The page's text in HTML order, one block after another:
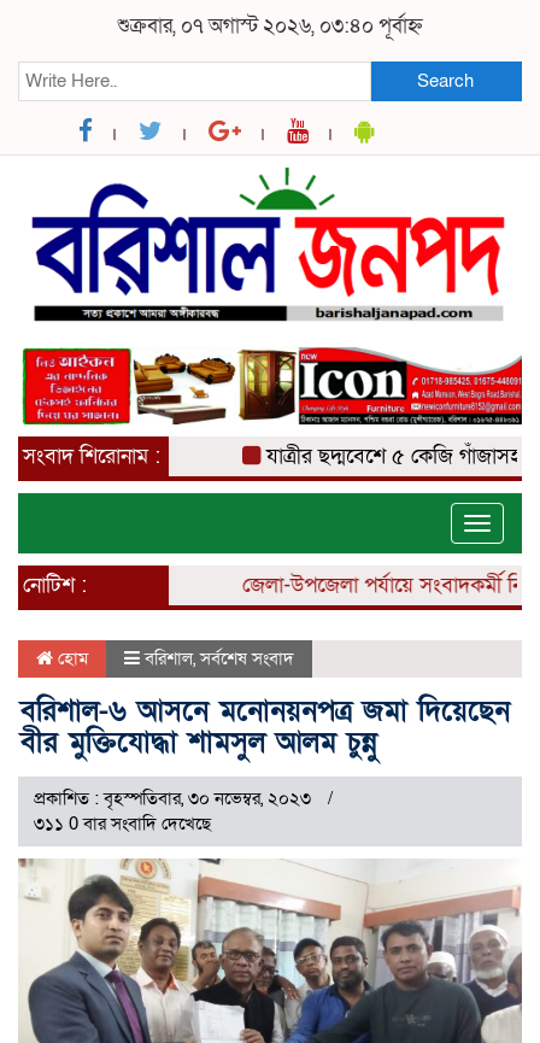
শুক্রবার, ০৭ অগাস্ট ২০২৬, ০৩:৪০ পূর্বাহ্ন
Search
সংবাদ শিরোনাম : যাত্রীর ছদ্মবেশে ৫ কেজি গাঁজাসহ
Toggle
নোটিশ :
জেলা-উপজেলা পর্যায়ে সংবাদকর্মী নিয়োগ
হোম বরিশাল,সর্বশেষ সংবাদ
বরিশাল-৬ আসনে মনোনয়নপত্র জমা দিয়েছেন
বীর মুক্তিযোদ্ধা শামসুল আলম চুন্নু
প্রকাশিত : বৃহস্পতিবার, ৩০ নভেম্বর, ২০২৩
৩১১ 0 বার সংবাদি দেখেছে